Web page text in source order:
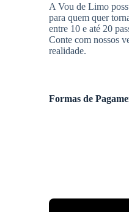
A Vou de Limo
para quem quer
entre 10 e até 20
Conte com nossos
realidade.
Formas de